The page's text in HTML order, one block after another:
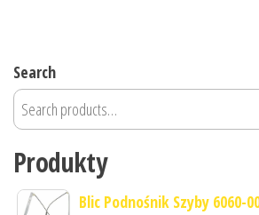
Search
Produkty
Blic Podnośnik Szyby 6060-